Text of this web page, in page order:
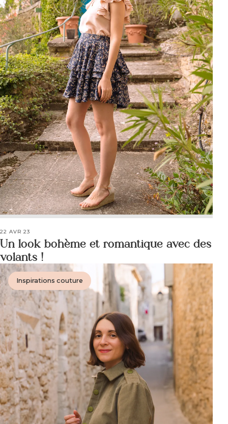
22 AVR 23
Un look bohème et romantique avec des
volants !
Inspirations couture